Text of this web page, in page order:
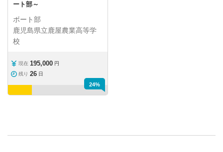
ート部～
ボート部
鹿児島県立鹿屋農業高等学
校
現在 195,000 円
残り 26 日
24%